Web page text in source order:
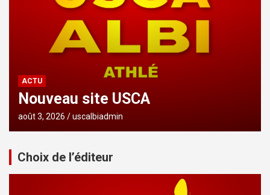
ACTU
Nouveau site USCA
août 3, 2026 uscalbiadmin
Choix de l’éditeur